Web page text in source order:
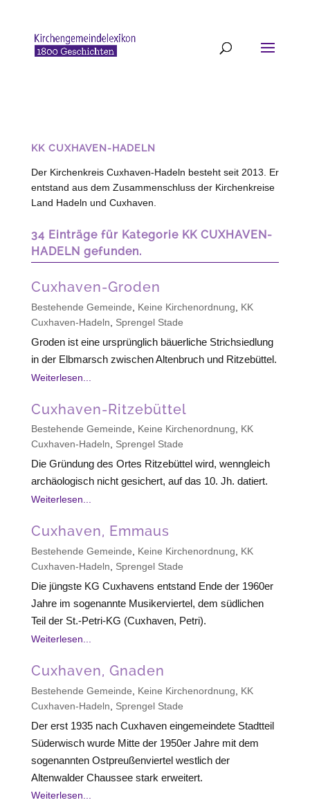
KK CUXHAVEN-HADELN
Der Kirchenkreis Cuxhaven-Hadeln besteht seit 2013. Er
entstand aus dem Zusammenschluss der Kirchenkreise
Land Hadeln und Cuxhaven.
34 Einträge für Kategorie KK CUXHAVEN-
HADELN gefunden.
Cuxhaven-Groden
Bestehende Gemeinde Keine Kirchenordnung
KK
Cuxhaven-Hadeln
Sprengel Stade
Groden ist eine ursprünglich bäuerliche Strichsiedlung
in der Elbmarsch zwischen Altenbruch und Ritzebüttel.
Weiterlesen...
Cuxhaven-Ritzebüttel
Bestehende Gemeinde, Keine Kirchenordnung, KK
Cuxhaven-Hadeln, Sprengel Stade
Die Gründung des Ortes Ritzebüttel wird, wenngleich
archäologisch nicht gesichert, auf das 10. Jh. datiert.
Weiterlesen...
Cuxhaven, Emmaus
Bestehende Gemeinde Keine Kirchenordnung
KK
Cuxhaven-Hadeln
Sprengel Stade
Die jüngste KG Cuxhavens entstand Ende der 1960er
Jahre im sogenannte Musikerviertel, dem südlichen
Teil der St.-Petri-KG (Cuxhaven, Petri).
Weiterlesen...
Cuxhaven, Gnaden
Bestehende Gemeinde Keine Kirchenordnung
KK
Cuxhaven-Hadeln
Sprengel Stade
Der erst 1935 nach Cuxhaven eingemeindete Stadtteil
Süderwisch wurde Mitte der 1950er Jahre mit dem
sogenannten Ostpreußenviertel westlich der
Altenwalder Chaussee stark erweitert.
Weiterlesen...